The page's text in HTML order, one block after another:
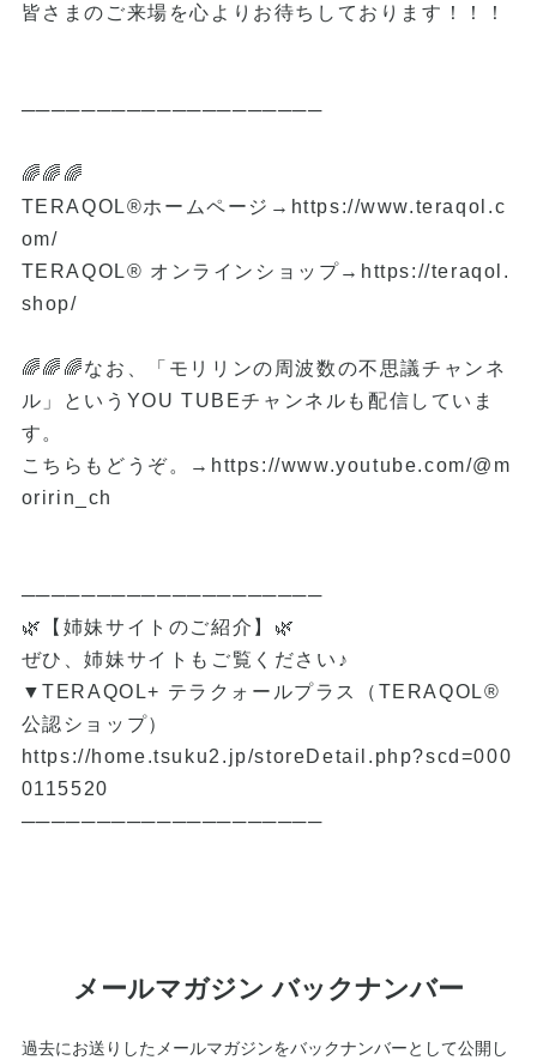
皆さまのご来場を心よりお待ちしております！！！
────────────────────
🌈🌈🌈
TERAQOL®ホームページ→ https://www.teraqol.c
om/
TERAQOL® オンラインショップ→ https://teraqol.
shop/
🌈🌈🌈なお、「モリリンの周波数の不思議チャンネ
ル」というYOU TUBEチャンネルも配信していま
す。
こちらもどうぞ。→ https://www.youtube.com/@m
oririn_ch
────────────────────
🌿【姉妹サイトのご紹介】🌿
ぜひ、姉妹サイトもご覧ください♪
▼TERAQOL+ テラクォールプラス（TERAQOL®
公認ショップ）
https://home.tsuku2.jp/storeDetail.php?scd=000
0115520
────────────────────
メールマガジン バックナンバー
過去にお送りしたメールマガジンをバックナンバーとして公開し